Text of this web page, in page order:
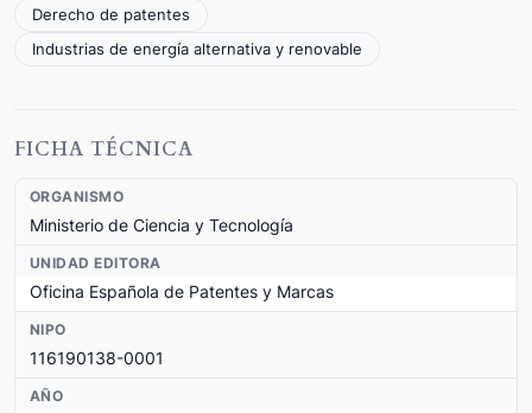
Derecho de patentes
Industrias de energía alternativa y renovable
FICHA TÉCNICA
ORGANISMO
Ministerio de Ciencia y Tecnología
UNIDAD EDITORA
Oficina Española de Patentes y Marcas
NIPO
116190138-0001
AÑO